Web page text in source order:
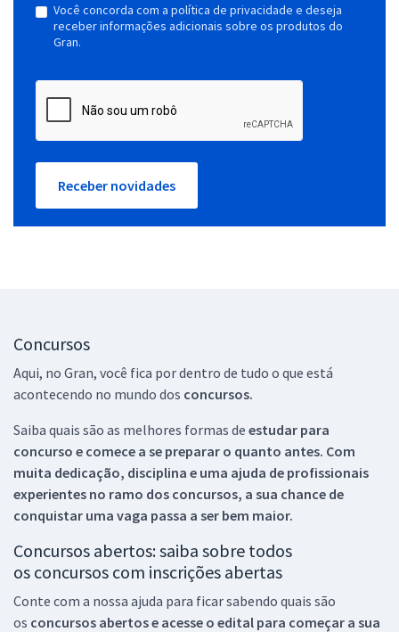
Você concorda com a política de privacidade e deseja
receber informações adicionais sobre os produtos do
Gran.
Receber novidades
Concursos
Aqui, no Gran, você fica por dentro de tudo o que está
acontecendo no mundo dos concursos.
Saiba quais são as melhores formas de estudar para
concurso e comece a se preparar o quanto antes. Com
muita dedicação, disciplina e uma ajuda de profissionais
experientes no ramo dos concursos, a sua chance de
conquistar uma vaga passa a ser bem maior.
Concursos abertos: saiba sobre todos
os concursos com inscrições abertas
Conte com a nossa ajuda para ficar sabendo quais são
os concursos abertos e acesse o edital para começar a sua